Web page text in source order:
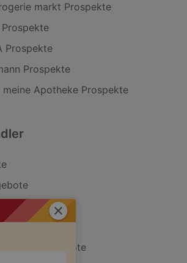
Schließen
markt Prospekte
Prospekte
Prospekte
Apotheke Prospekte
Angebote
Angebote